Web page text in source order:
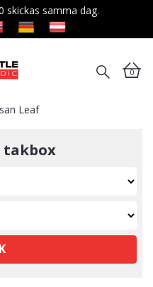
skickas samma dag.
0
Leaf